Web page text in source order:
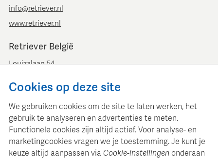
info@retriever.nl
www.retriever.nl
Retriever België
Louizalaan 54
+ 32 (0)2 893 00 52
www.retrievermedia.be
Cookies op deze site
We gebruiken cookies om de site te laten werken, het
gebruik te analyseren en advertenties te meten.
Functionele cookies zijn altijd actief. Voor analyse- en
marketingcookies vragen we je toestemming. Je kunt je
keuze altijd aanpassen via Cookie-instellingen onderaan